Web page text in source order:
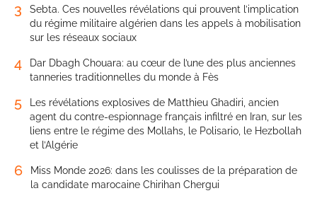
3
Sebta. Ces nouvelles révélations qui prouvent l’implication
du régime militaire algérien dans les appels à mobilisation
sur les réseaux sociaux
4
Dar Dbagh Chouara: au cœur de l’une des plus anciennes
tanneries traditionnelles du monde à Fès
5
Les révélations explosives de Matthieu Ghadiri, ancien
agent du contre-espionnage français infiltré en Iran, sur les
liens entre le régime des Mollahs, le Polisario, le Hezbollah
et l’Algérie
6
Miss Monde 2026: dans les coulisses de la préparation de
la candidate marocaine Chirihan Chergui